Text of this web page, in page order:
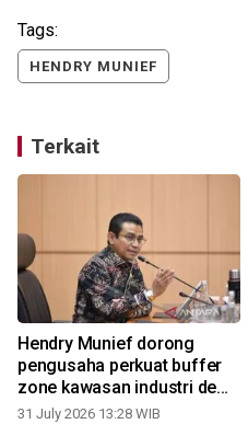
Tags:
HENDRY MUNIEF
Terkait
Hendry Munief dorong
pengusaha perkuat buffer
zone kawasan industri demi
harmoni ekonomi dan
31 July 2026 13:28 WIB